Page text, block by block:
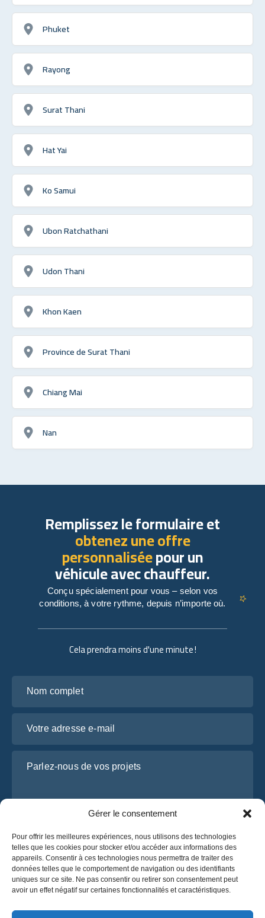
Gérer le consentement
Pour offrir les meilleures expériences, nous utilisons des technologies
telles que les cookies pour stocker et/ou accéder aux informations des
appareils. Consentir à ces technologies nous permettra de traiter des
données telles que le comportement de navigation ou des identifiants
uniques sur ce site. Ne pas consentir ou retirer son consentement peut
avoir un effet négatif sur certaines fonctionnalités et caractéristiques.
Phuket
Rayong
Surat Thani
Hat Yai
Ko Samui
Ubon Ratchathani
Udon Thani
Khon Kaen
Province de Surat Thani
Chiang Mai
Nan
Cela prendra moins d'une minute !
J’ai lu et j’accepte lapolitique de confidentialité
d’OsaBus.
Remplissez le formulaire et
obtenez une offre
personnaliséepour un
véhicule avec chauffeur.
Conçu spécialement pour vous – selon vos
conditions, à votre rythme, depuis n’importe où.